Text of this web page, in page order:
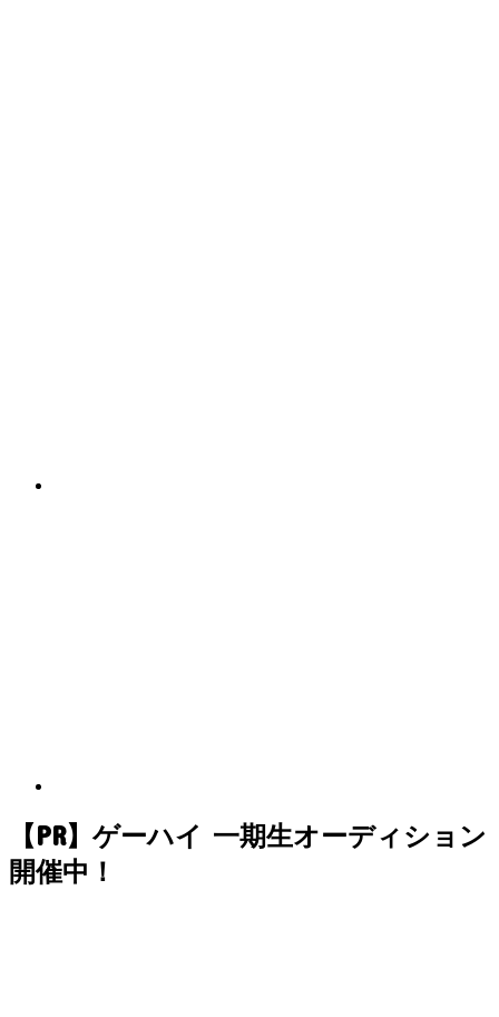
【PR】ゲーハイ 一期生オーディション
開催中！